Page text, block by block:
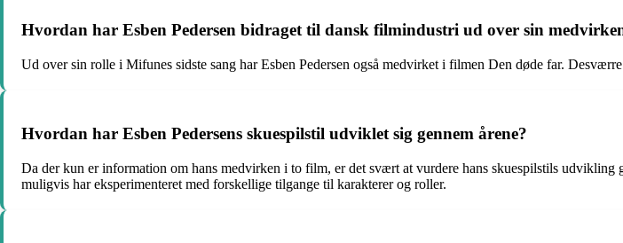
Hvordan har Esben Pedersen bidraget til dansk filmindustri ud over sin
Ud over sin rolle i Mifunes sidste sang har Esben Pedersen også medvirket i filmen Den døde far.
Hvordan har Esben Pedersens skuespilstil udviklet sig gennem årene?
Da der kun er information om hans medvirken i to film, er det svært at vurdere hans skuespilstils udvikling
muligvis har eksperimenteret med forskellige tilgange til karakterer og roller.